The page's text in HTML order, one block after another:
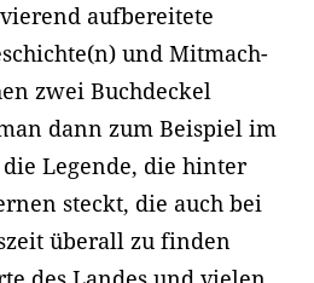
aufbereitete
und Mitmach-
zwei Buchdeckel
dann zum Beispiel im
Legende, die hinter
steckt, die auch bei
überall zu finden